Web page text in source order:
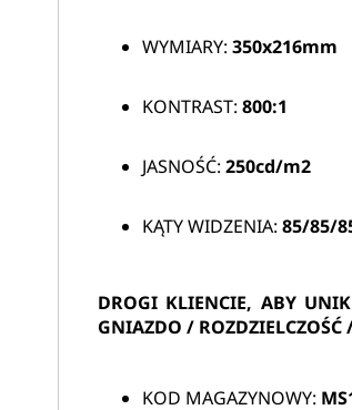
WYMIARY: 350x216mm
KONTRAST: 800:1
JASNOŚĆ: 250cd/m2
KĄTY WIDZENIA: 85/85/
DROGI KLIENCIE, ABY
GNIAZDO /
KOD MAGAZYNOWY: